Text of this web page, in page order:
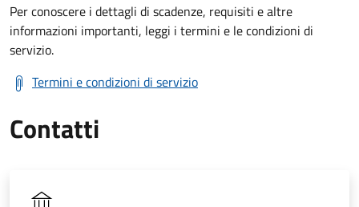
Per conoscere i dettagli di scadenze, requisiti e altre
informazioni importanti, leggi i termini e le condizioni di
servizio.
Termini e condizioni di servizio
Contatti